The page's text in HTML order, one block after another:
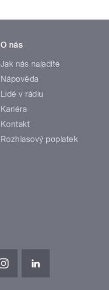
O nás
Jak nás naladíte
Nápověda
Lidé v rádiu
Kariéra
Kontakt
Rozhlasový poplatek